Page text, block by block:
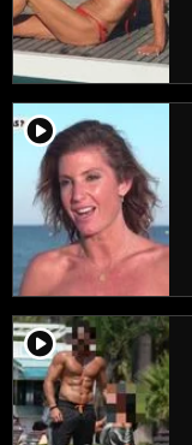
player2
player2